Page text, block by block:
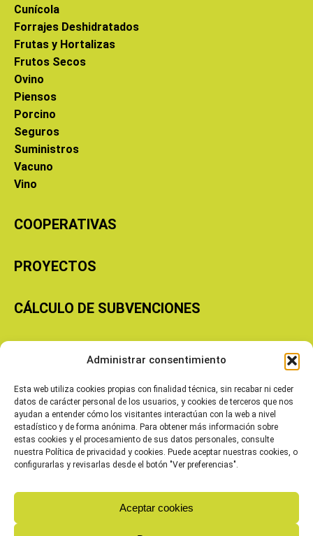
Administrar consentimiento
Esta web utiliza cookies propias con finalidad técnica, sin recabar ni ceder
datos de carácter personal de los usuarios, y cookies de terceros que nos
ayudan a entender cómo los visitantes interactúan con la web a nivel
estadístico y de forma anónima. Para obtener más información sobre
estas cookies y el procesamiento de sus datos personales, consulte
nuestra Política de privacidad y cookies. Puede aceptar nuestras cookies, o
configurarlas y revisarlas desde el botón "Ver preferencias".
Aceptar cookies
Cunícola
Forrajes Deshidratados
Frutas y Hortalizas
Frutos Secos
Ovino
Piensos
Porcino
Seguros
Suministros
Vacuno
Vino
COOPERATIVAS
PROYECTOS
CÁLCULO DE SUBVENCIONES